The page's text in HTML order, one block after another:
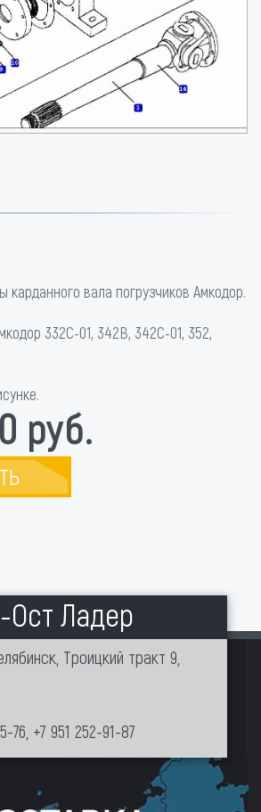
вала погрузчиков Амкодор.
332С-01, 342В, 342С-01, 352,
руб.
Ладер
Троицкий тракт 9,
76 +7 951 252-91-87